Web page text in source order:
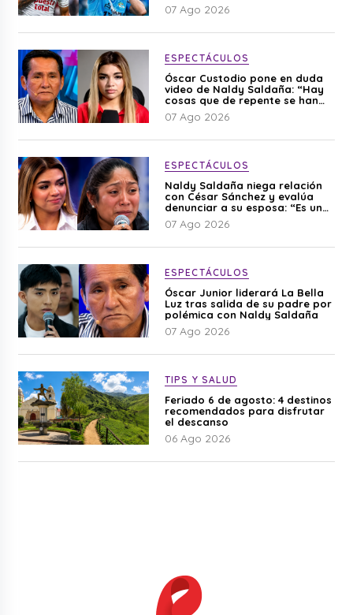
07 Ago 2026
ESPECTÁCULOS
Óscar Custodio pone en duda
video de Naldy Saldaña: “Hay
cosas que de repente se han
editado”
07 Ago 2026
ESPECTÁCULOS
Naldy Saldaña niega relación
con César Sánchez y evalúa
denunciar a su esposa: “Es una
difamación”
07 Ago 2026
ESPECTÁCULOS
Óscar Junior liderará La Bella
Luz tras salida de su padre por
polémica con Naldy Saldaña
07 Ago 2026
TIPS Y SALUD
Feriado 6 de agosto: 4 destinos
recomendados para disfrutar
el descanso
06 Ago 2026